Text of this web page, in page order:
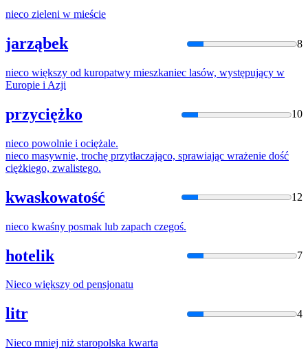
nieco zieleni w mieście
jarząbek 8
nieco większy od kuropatwy mieszkaniec lasów, występujący w
Europie i Azji
przyciężko 10
nieco powolnie i ociężale.
nieco masywnie, trochę przytłaczająco, sprawiając wrażenie dość
ciężkiego, zwalistego.
kwaskowatość 12
nieco kwaśny posmak lub zapach czegoś.
hotelik 7
Nieco większy od pensjonatu
litr 4
Nieco mniej niż staropolska kwarta